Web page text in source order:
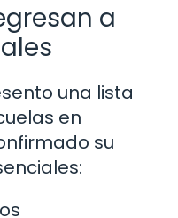
a
una lista
en
su